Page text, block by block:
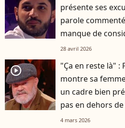
présente ses
parole
manque de
28 avril 2026
player2
"Ça en reste là" :
montre sa
un cadre bien
pas en dehors de
4 mars 2026